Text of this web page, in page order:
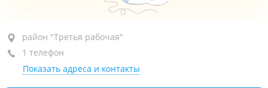
район "Третья рабочая", ул. Жигура, 26А
БЦ "Seven", каб. 7-5
+7 914 705-13-29
район "Третья рабочая"
1 телефон
Показать адреса и контакты